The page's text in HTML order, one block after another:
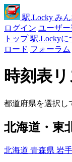
駅.Locky み
ログイン ユーザ
トップ 駅.Lockyに
ロード フォーラム
時刻表リ
都道府県を選択し
北海道・東
北海道 青森県 岩